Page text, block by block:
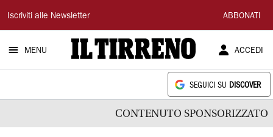
Il
Tirreno
Iscriviti alle Newsletter ABBONATI
MENU ACCEDI
SEGUICI SU DISCOVER
CONTENUTO SPONSORIZZATO